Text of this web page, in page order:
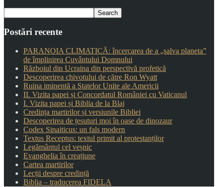
Postări recente
PARANOIA CLIMATICĂ: încercarea de a „salva planeta”
de împlinirea Cuvântului Domnului
Războiul din Ucraina din perspectivă profetică
Descoperirea chivotului de către Ron Wyatt
Ruina iminentă a Statelor Unite ale Americii
II. Vizita papei și Concordatul României cu Vaticanul
I. Vizita papei și Biblia de la Blaj
Credința martirilor și versiunile Bibliei
Descoperirea de țesuturi moi în oase de dinozaur
Codex Sinaiticus: un fals modern
Textus Receptus: textul primit al protestanților
Legământul cel veșnic
Evanghelia în creațiune
Cartea martirilor
Lecții despre credință
Biblia – traducerea FIDELA